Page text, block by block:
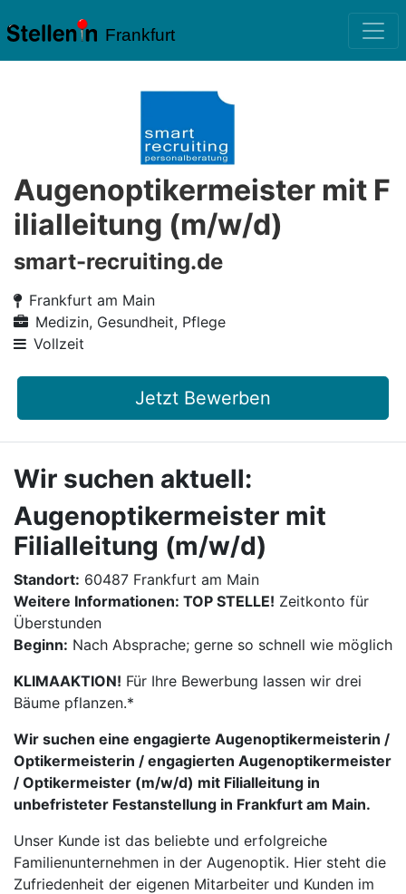
Frankfurt
Augenoptikermeister mit F
ilialleitung (m/w/d)
smart-recruiting.de
Frankfurt am Main
Medizin, Gesundheit, Pflege
Vollzeit
Jetzt Bewerben
Wir suchen aktuell:
Augenoptikermeister mit
Filialleitung (m/w/d)
Standort: 60487 Frankfurt am Main
Weitere Informationen: TOP STELLE! Zeitkonto für
Überstunden
Beginn: Nach Absprache; gerne so schnell wie möglich
KLIMAAKTION! Für Ihre Bewerbung lassen wir drei
Bäume pflanzen.*
Wir suchen eine engagierte Augenoptikermeisterin /
Optikermeisterin / engagierten Augenoptikermeister
/ Optikermeister (m/w/d) mit Filialleitung in
unbefristeter Festanstellung in Frankfurt am Main.
Unser Kunde ist das beliebte und erfolgreiche
Familienunternehmen in der Augenoptik. Hier steht die
Zufriedenheit der eigenen Mitarbeiter und Kunden im